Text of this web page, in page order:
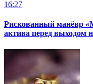
16:27
Рискованный манёвр
актива перед выходом